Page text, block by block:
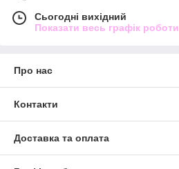
Сьогодні вихідний
Показати весь графік роботи
Про нас
Контакти
Доставка та оплата